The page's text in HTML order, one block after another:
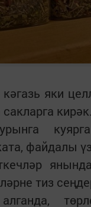
яки
кирәк.
файдалы
тиз